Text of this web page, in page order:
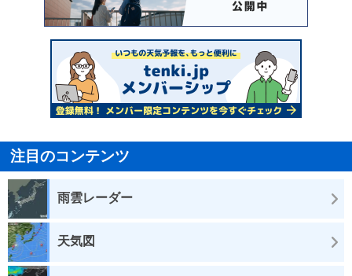
注目のコンテンツ
雨雲レーダー
天気図